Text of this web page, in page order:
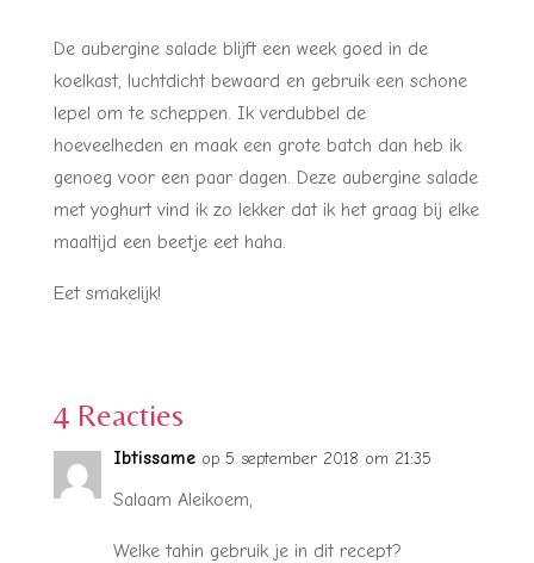
De aubergine salade blijft een week goed in de
koelkast, luchtdicht bewaard en gebruik een schone
lepel om te scheppen. Ik verdubbel de
hoeveelheden en maak een grote batch dan heb ik
genoeg voor een paar dagen. Deze aubergine salade
met yoghurt vind ik zo lekker dat ik het graag bij elke
maaltijd een beetje eet haha.
Eet smakelijk!
4 Reacties
Ibtissame op 5 september 2018 om 21:35
Salaam Aleikoem,
Welke tahin gebruik je in dit recept?